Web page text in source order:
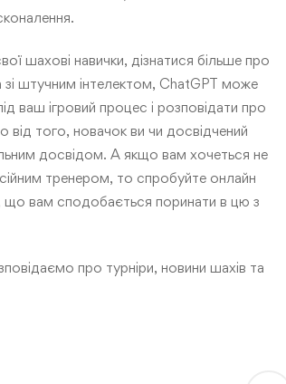
шахові навички, дізнатися більше про
зі штучним інтелектом, ChatGPT може
ваш ігровий процес і розповідати про
від того, новачок ви чи досвідчений
досвідом. А якщо вам хочеться не
тренером, то спробуйте онлайн
що вам сподобається поринати в цю з
про турніри, новини шахів та